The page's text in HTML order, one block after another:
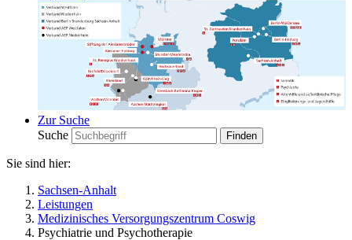
Zur Suche
Suche
Sie sind hier:
Sachsen-Anhalt
Leistungen
Medizinisches Versorgungszentrum Coswig
Psychiatrie und Psychotherapie